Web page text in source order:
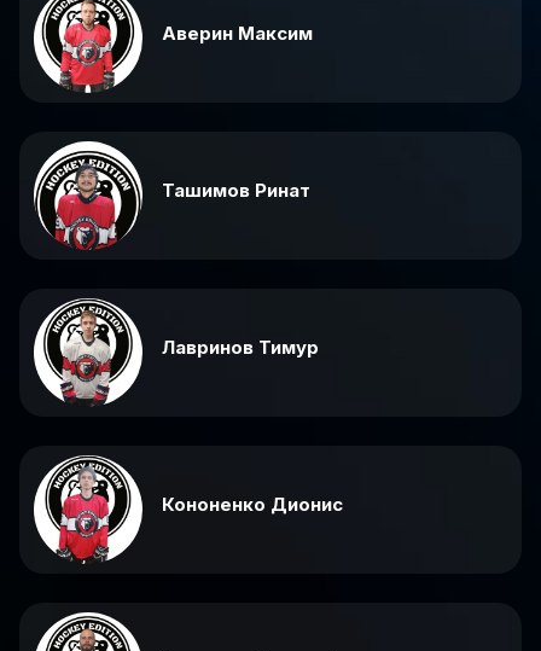
Аверин Максим
Ташимов Ринат
Лавринов Тимур
Кононенко Дионис